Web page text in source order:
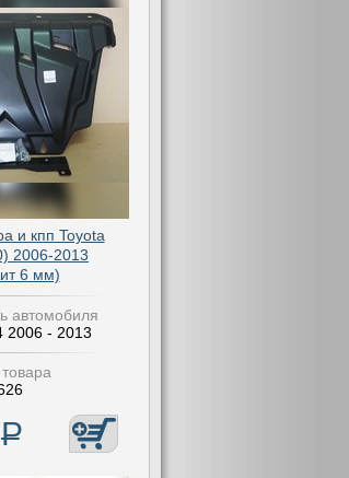
и кпп Toyota
2006-2013
6 мм)
автомобиля
2006 - 2013
Р